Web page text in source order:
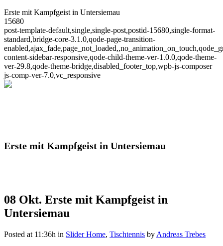
Erste mit Kampfgeist in Untersiemau
15680
post-template-default,single,single-post,postid-15680,single-format-
standard,bridge-core-3.1.0,qode-page-transition-
content-sidebar-responsive,qode-child-theme-ver-1.0.0,qode-theme-
ver-29.8,qode-theme-bridge,disabled_footer_top,wpb-js-composer
js-comp-ver-7.0,vc_responsive
Erste mit Kampfgeist in Untersiemau
08 Okt. Erste mit Kampfgeist in
Untersiemau
Posted at 11:36h in Slider Home, Tischtennis by Andreas Trebes